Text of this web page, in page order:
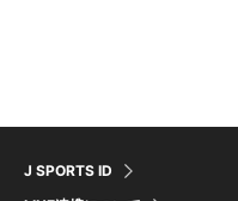
J SPORTS ID